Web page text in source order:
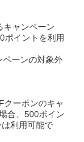
キャンペーン
ポイントを利用
ーンの対象外
クーポンのキャ
合、500ポイン
利用可能で